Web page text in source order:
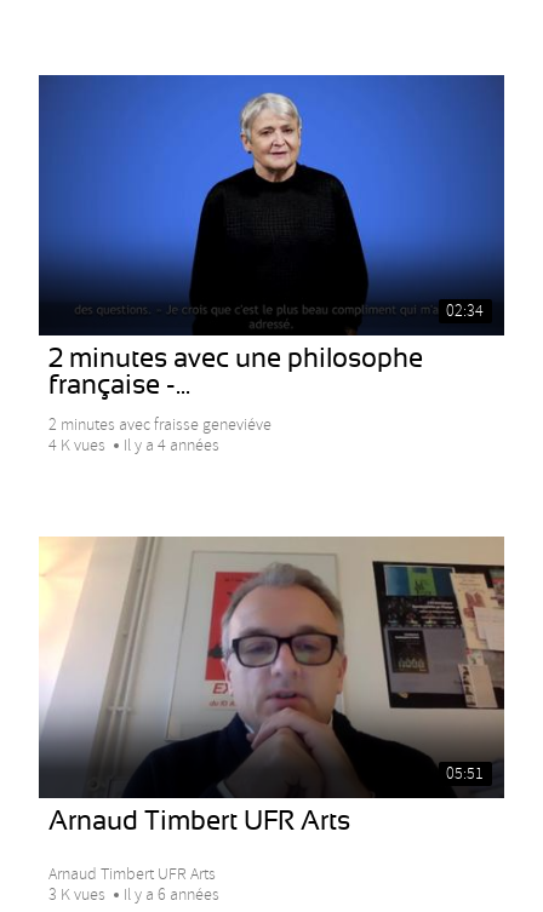
02:34
2 minutes avec une philosophe
française -...
2 minutes avec fraisse geneviéve
4 K vues
Il y a 4 années
05:51
Arnaud Timbert UFR Arts
Arnaud Timbert UFR Arts
3 K vues
Il y a 6 années